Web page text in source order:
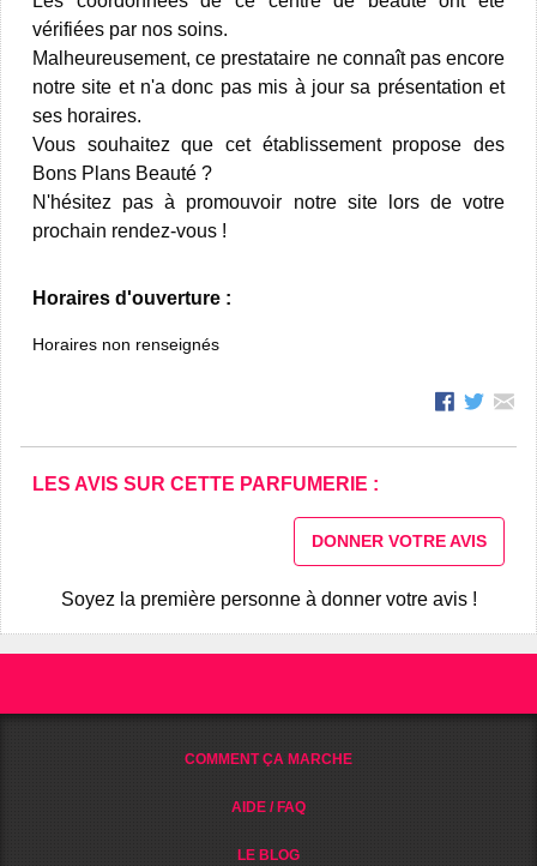
vérifiées par nos soins.
Malheureusement, ce prestataire ne connaît pas encore
notre site et n'a donc pas mis à jour sa présentation et
ses horaires.
Vous souhaitez que cet établissement propose des
Bons Plans Beauté ?
N'hésitez pas à promouvoir notre site lors de votre
prochain rendez-vous !
Horaires d'ouverture :
Horaires non renseignés
LES AVIS SUR CETTE PARFUMERIE :
DONNER VOTRE AVIS
Soyez la première personne à donner votre avis !
COMMENT ÇA MARCHE
AIDE / FAQ
LE BLOG